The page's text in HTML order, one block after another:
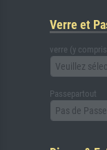
Verre et
verre (y
Veuillez
Passepartout
Pas de